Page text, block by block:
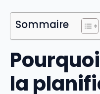
Sommaire
la